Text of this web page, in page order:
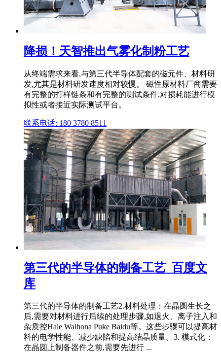
降损！天智推出气雾化制粉工艺
从终端需求来看,与第三代半导体配套的磁元件、材料研
发,尤其是材料研发速度相对较慢。 磁性原材料厂商需要
有完整的打样链条和有完整的测试条件,对损耗能进行模
拟性或者接近实际测试平台。
联系电话: 180 3780 8511
第三代的半导体的制备工艺_百度文
库
第三代的半导体的制备工艺2.材料处理：在晶圆生长之
后,需要对材料进行后续的处理步骤,如退火、离子注入和
杂质控Hale Waihona Puke Baidu等。这些步骤可以提高材
料的电学性能、减少缺陷和提高结晶质量。3. 模式化：
在晶圆上制备器件之前,需要先进行 ...